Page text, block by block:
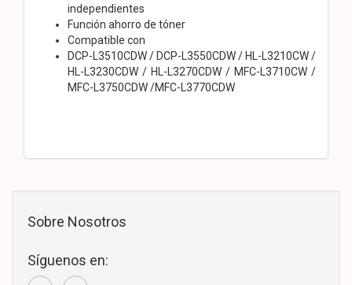
independientes
Función ahorro de tóner
Compatible con
DCP-L3510CDW / DCP-L3550CDW / HL-L3210CW /
HL-L3230CDW / HL-L3270CDW / MFC-L3710CW /
MFC-L3750CDW /MFC-L3770CDW
Sobre Nosotros
Síguenos en: